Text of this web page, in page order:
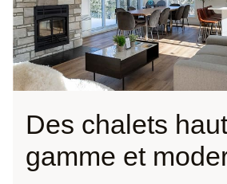
Des chalets
gamme et